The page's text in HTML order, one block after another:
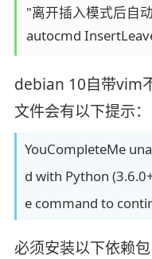
"离开插入模式后自
autocmd
debian 10自带vim
文件会有以下提示：
YouCompleteMe
d with Python
e command to
必须安装以下依赖包